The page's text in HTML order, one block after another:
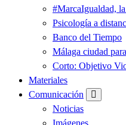
#MarcaIgualdad,
Psicología a
Banco del Tiempo
Málaga ciudad
Corto: Objetivo
Materiales
Comunicación
Noticias
Imágenes